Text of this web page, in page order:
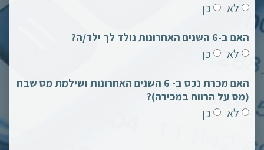
לא כן
האם ב-6 השנים האחרונות נולד לך ילד/ה?
לא כן
האם מכרת נכס ב- 6 השנים האחרונות ושילמת מס שבח
(מס על הרווח במכירה)?
לא כן